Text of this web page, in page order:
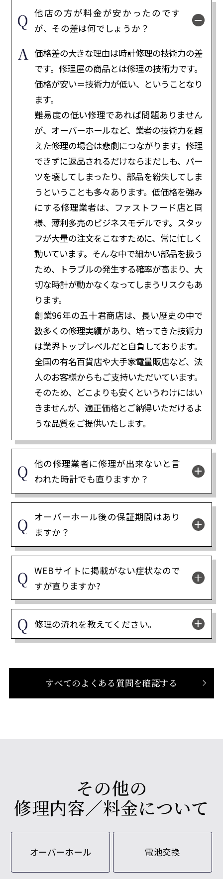
他店の方が料金が安かったのです
が、その差は何でしょうか？
価格差の大きな理由は時計修理の技術力の差
です。修理屋の商品とは修理の技術力です。
価格が安い＝技術力が低い、ということなり
ます。
難易度の低い修理であれば問題ありません
が、オーバーホールなど、業者の技術力を超
えた修理の場合は悲劇につながります。修理
できずに返品されるだけならまだしも、パー
ツを壊してしまったり、部品を紛失してしま
うということも多々あります。低価格を強み
にする修理業者は、ファストフード店と同
様、薄利多売のビジネスモデルです。スタッ
フが大量の注文をこなすために、常に忙しく
動いています。そんな中で細かい部品を扱う
ため、トラブルの発生する確率が高まり、大
切な時計が動かなくなってしまうリスクもあ
ります。
創業96年の五十君商店は、長い歴史の中で
数多くの修理実績があり、培ってきた技術力
は業界トップレベルだと自負しております。
全国の有名百貨店や大手家電量販店など、法
人のお客様からもご支持いただいています。
そのため、どこよりも安くというわけにはい
きませんが、適正価格とご納得いただけるよ
うな品質をご提供いたします。
他の修理業者に修理が出来ないと言
われた時計でも直りますか？
オーバーホール後の保証期間はあり
ますか？
WEBサイトに掲載がない症状なので
すが直りますか?
修理の流れを教えてください。
すべてのよくある質問を確認する
その他の
修理内容／料金について
オーバーホール 電池交換